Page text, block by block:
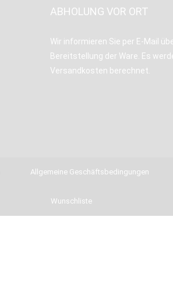
ABHOLUNG VOR ORT
Wir informieren Sie per E-Mail
Bereitstellung der Ware. Es
Versandkosten berechnet.
Allgemeine Geschäftsbedingungen
Wunschliste